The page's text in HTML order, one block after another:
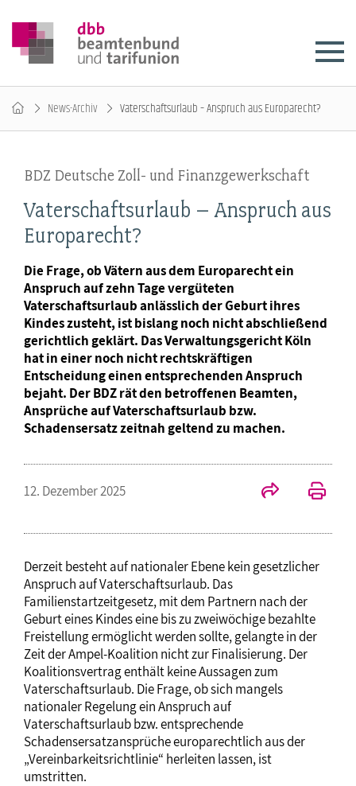
News-Archiv Vaterschaftsurlaub – Anspruch aus Europarecht?
BDZ Deutsche Zoll- und Finanzgewerkschaft
Vaterschaftsurlaub – Anspruch aus
Europarecht?
Die Frage, ob Vätern aus dem Europarecht ein
Anspruch auf zehn Tage vergüteten
Vaterschaftsurlaub anlässlich der Geburt ihres
Kindes zusteht, ist bislang noch nicht abschließend
gerichtlich geklärt. Das Verwaltungsgericht Köln
hat in einer noch nicht rechtskräftigen
Entscheidung einen entsprechenden Anspruch
bejaht. Der BDZ rät den betroffenen Beamten,
Ansprüche auf Vaterschaftsurlaub bzw.
Schadensersatz zeitnah geltend zu machen.
12. Dezember 2025
Derzeit besteht auf nationaler Ebene kein gesetzlicher
Anspruch auf Vaterschaftsurlaub. Das
Familienstartzeitgesetz, mit dem Partnern nach der
Geburt eines Kindes eine bis zu zweiwöchige bezahlte
Freistellung ermöglicht werden sollte, gelangte in der
Zeit der Ampel-Koalition nicht zur Finalisierung. Der
Koalitionsvertrag enthält keine Aussagen zum
Vaterschaftsurlaub. Die Frage, ob sich mangels
nationaler Regelung ein Anspruch auf
Vaterschaftsurlaub bzw. entsprechende
Schadensersatzansprüche europarechtlich aus der
„Vereinbarkeitsrichtlinie“ herleiten lassen, ist
umstritten.